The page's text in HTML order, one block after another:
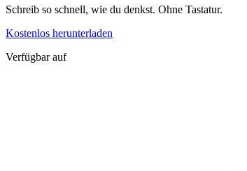
Schreib so schnell, wie du denkst. Ohne Tastatur.
Kostenlos herunterladen
Verfügbar auf